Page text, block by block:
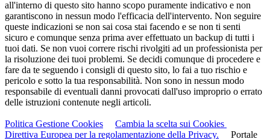
all'interno di questo sito hanno scopo puramente indicativo e non
garantiscono in nessun modo l'efficacia dell'intervento. Non seguire
queste indicazioni se non sai cosa stai facendo e se non ti senti
sicuro e comunque senza prima aver effettuato un backup di tutti i
tuoi dati. Se non vuoi correre rischi rivolgiti ad un professionista per
la risoluzione dei tuoi problemi. Se decidi comunque di procedere e
fare da te seguendo i consigli di questo sito, lo fai a tuo rischio e
pericolo e sotto la tua responsabilità. Non sono in nessun modo
responsabile di eventuali danni provocati dall'uso improprio o errato
delle istruzioni contenute negli articoli.
Politica Gestione Cookies
Cambia la scelta sui Cookies
Direttiva Europea per la regolamentazione della Privacy. Portale